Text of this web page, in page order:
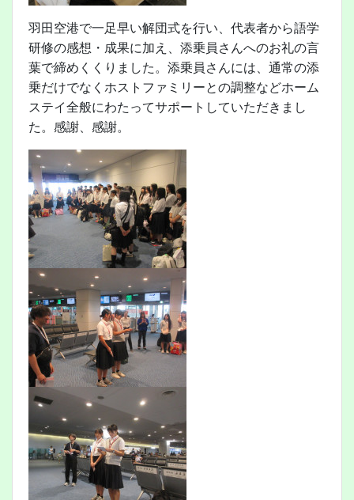
羽田空港で一足早い解団式を行い、代表者から語学
研修の感想・成果に加え、添乗員さんへのお礼の言
葉で締めくくりました。添乗員さんには、通常の添
乗だけでなくホストファミリーとの調整などホーム
ステイ全般にわたってサポートしていただきまし
た。感謝、感謝。